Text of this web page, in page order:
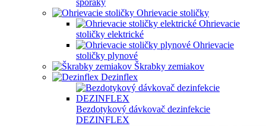
sporáky
Ohrievacie stoličky
Ohrievacie
stoličky elektrické
Ohrievacie
stoličky plynové
Škrabky zemiakov
Dezinflex
Bezdotykový dávkovač dezinfekcie
DEZINFLEX